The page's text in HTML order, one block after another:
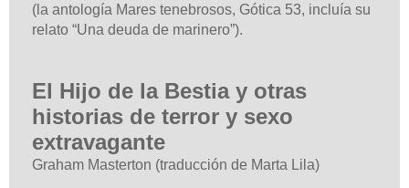
(la antología Mares tenebrosos, Gótica 53, incluía su
relato “Una deuda de marinero”).
El Hijo de la Bestia y otras
historias de terror y sexo
extravagante
Graham Masterton (traducción de Marta Lila)